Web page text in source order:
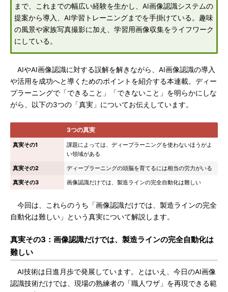
まで、これまでの幅広い経験を生かし、AI画像認識システムの
提案から導入、AI学習トレーニングまでを手掛けている。趣味
の風景や家族写真撮影に加え、学習用画像収集をライフワーク
にしている。
AIやAI画像認識に対する誤解を解きながら、AI画像認識の導入
や活用を成功へと導くためのポイントを紹介する本連載。ディー
プラーニングで「できること」「できないこと」を明らかにしな
がら、以下の3つの「真実」についてお伝えしています。
3つの真実
真実その1
課題によっては、ディープラーニングを使わないほうがよ
い領域がある
真実その2
ディープラーニングの頭脳を育てるには相当の労力がいる
真実その3
画像認識だけでは、製造ラインの完全自動化は難しい
今回は、これらのうち「画像認識だけでは、製造ラインの完全
自動化は難しい」という真実について解説します。
真実その3：画像認識だけでは、製造ラインの完全自動化は
難しい
AI技術は日進月歩で発展しています。とはいえ、今日のAI画像
認識技術だけでは、現場の熟練者の「職人ワザ」を再現できる範